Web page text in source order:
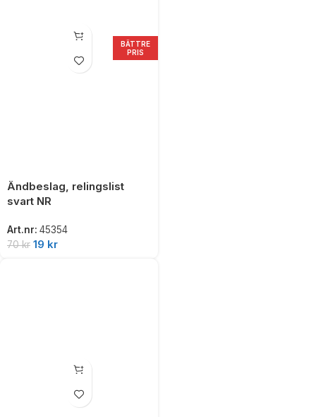
BÄTTRE
PRIS
Ändbeslag, relingslist
svart NR
Art.nr: 45354
70kr 19 kr